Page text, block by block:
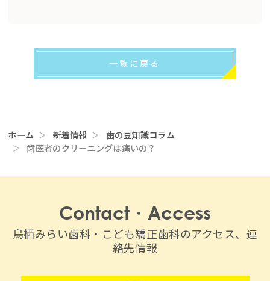
一覧に戻る
ホーム 新着情報
歯の豆知識コラム
歯医者のクリーニングは痛いの？
Contact・Access
鳥栖みらい歯科・こども矯正歯科のアクセス、連
絡先情報